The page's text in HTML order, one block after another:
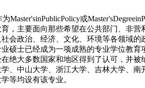
或
，主要面向那些希望在公共部门、非
会政治、经济、文化、环境等各领域的
硕士已经成为一项成熟的专业学位教
绝大多数国家和地区得到了认可，并
、中山大学、浙江大学、吉林大学、
等均设有该专业。